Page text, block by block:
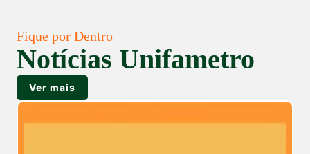
Fique por Dentro
Notícias Unifametro
Ver mais